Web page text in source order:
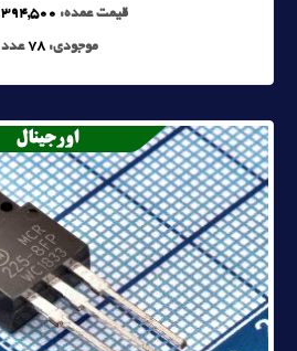
قیمت عمده: 394,500
موجودی: 78عدد